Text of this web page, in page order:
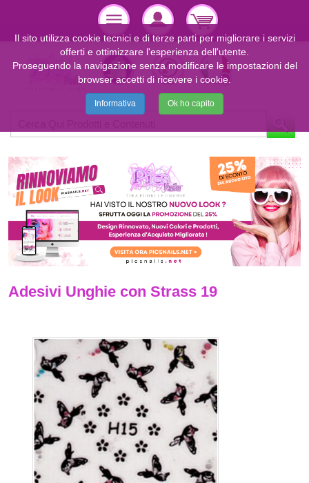
Adesivi Unghie con Strass 19
Il sito utilizza cookie tecnici e di terze parti per migliorare i servizi
offerti e ottimizzare l'esperienza dell'utente.
Proseguendo la navigazione senza modificare le impostazioni del
browser accetti di ricevere i cookie.
Informativa Ok ho capito